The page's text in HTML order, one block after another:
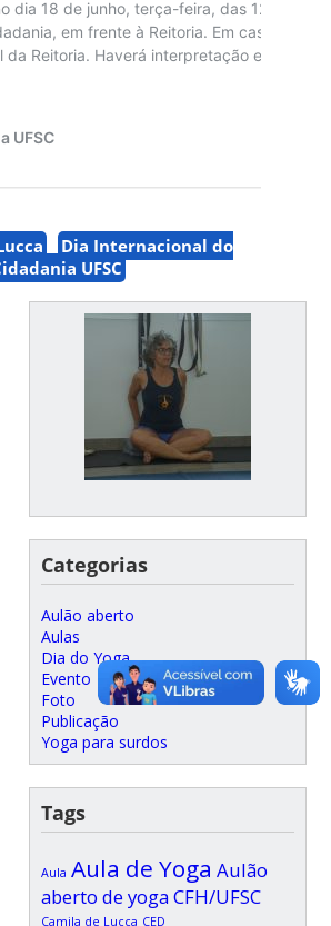
Dia Internacional do
UFSC
Categorias
Aulão aberto
Aulas
Dia do Yoga
Evento
Foto
Publicação
Yoga para surdos
Tags
Aula Aula de Yoga Aulão
aberto de yoga CFH/UFSC
Camila de Lucca CED